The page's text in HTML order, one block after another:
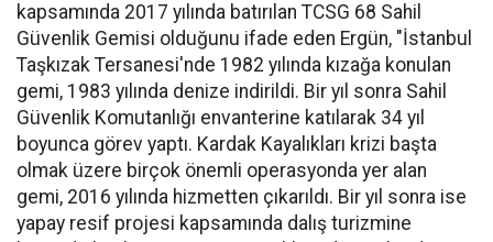
kapsamında 2017 yılında batırılan TCSG 68 Sahil
Güvenlik Gemisi olduğunu ifade eden Ergün, "İstanbul
Taşkızak Tersanesi'nde 1982 yılında kızağa konulan
gemi, 1983 yılında denize indirildi. Bir yıl sonra Sahil
Güvenlik Komutanlığı envanterine katılarak 34 yıl
boyunca görev yaptı. Kardak Kayalıkları krizi başta
olmak üzere birçok önemli operasyonda yer alan
gemi, 2016 yılında hizmetten çıkarıldı. Bir yıl sonra ise
yapay resif projesi kapsamında dalış turizmine